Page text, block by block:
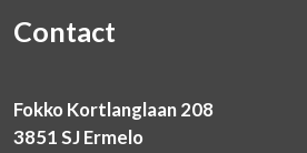
Contact
Fokko Kortlanglaan 208
3851 SJ Ermelo